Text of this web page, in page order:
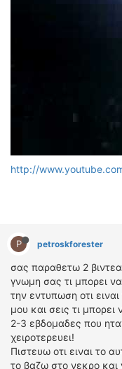
http://
P petroskforester
σας παραθετω 2
γνωμη σας τι μπορει
την εντυπωση οτι
μου και σεις τι μπορει
2-3 εβδομαδες που
χειροτερευει!
Πιστευω οτι ειναι το
το βαζω στο νεκρο
ΜΟΝΤΕΛΑ
ΑΓΩΝΕΣ/
ΑΓΟΡΑ
ΠΩΛΗΣΕΙΣ
ΠΡΟΣΦΟΡΕΣ
ΜΕΤΑΧΕΙΡΙΣΜΕΝΑ
2ΤΡΟΧΟΙ